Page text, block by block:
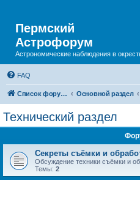
Пермский
Астрофорум
Астрономические наблюдения в
FAQ
Список форумов Основной раздел
Технический раздел
Секреты съёмки и
Обсуждение техники съёмки и
Темы: 2